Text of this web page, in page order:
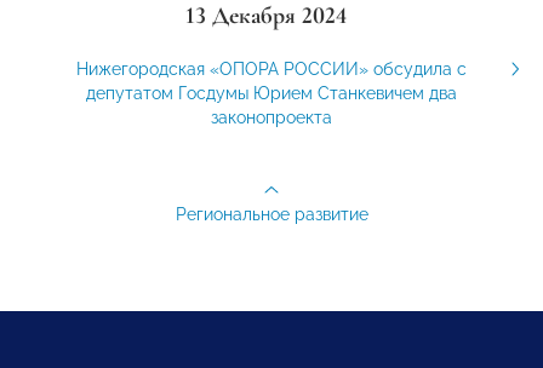
13 Декабря 2024
Нижегородская «ОПОРА РОССИИ» обсудила с
депутатом Госдумы Юрием Станкевичем два
законопроекта
Региональное развитие